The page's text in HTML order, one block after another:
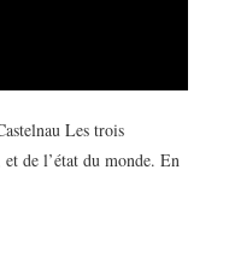
Les trois
de l’état du monde. En